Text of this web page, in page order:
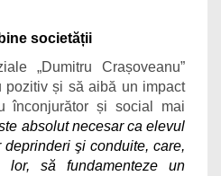
societății
„Dumitru Crașoveanu”
pozitiv și să aibă un impact
înconjurător și social mai
absolut necesar ca elevul
şi conduite, care,
lor, să fundamenteze un